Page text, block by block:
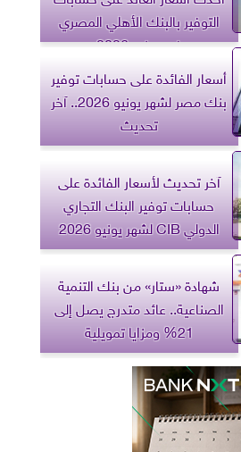
التوفير بالبنك الأهلي المصري
في يونيو 2026
أسعار الفائدة على حسابات توفير
بنك مصر لشهر يونيو 2026.. آخر
تحديث
آخر تحديث لأسعار الفائدة على
حسابات توفير البنك التجاري
الدولي CIB لشهر يونيو 2026
شهادة «ستار» من بنك التنمية
الصناعية.. عائد متدرج يصل إلى
21% ومزايا تمويلية